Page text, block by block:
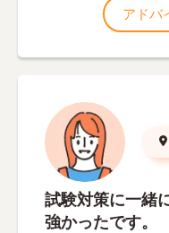
アドバ
試験対策に一緒
強かったです。